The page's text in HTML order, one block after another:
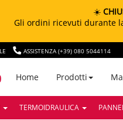
☀️
Gli ordini ricevuti durante
ASSISTENZA (+39) 080 5044114
Home Prodotti
TERMOIDRAULICA